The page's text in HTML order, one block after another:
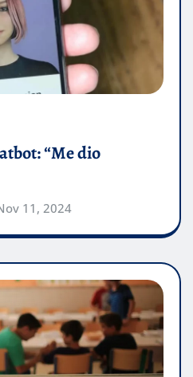
“Me dio
11, 2024